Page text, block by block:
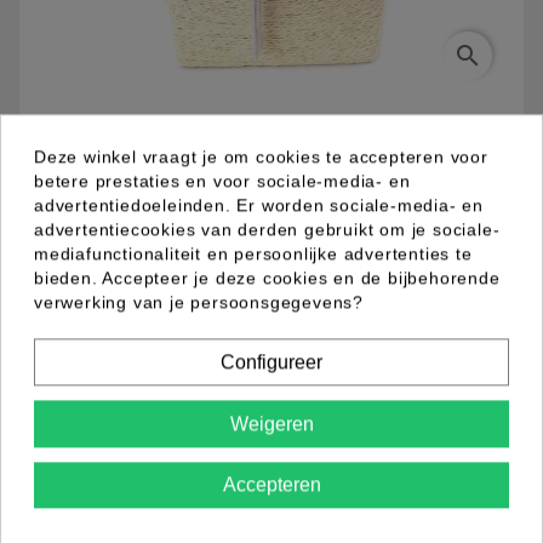
search
03.94.0034.01
Metalen fantasie collier met zilver kleur plating en
kapittel sluiting. Schakel ketting en 4 fijne kettinkjes
en een witte parel hanger met kettinkjes.
Deze winkel vraagt je om cookies te accepteren voor
betere prestaties en voor sociale-media- en
advertentiedoeleinden. Er worden sociale-media- en
advertentiecookies van derden gebruikt om je sociale-
mediafunctionaliteit en persoonlijke advertenties te
bieden. Accepteer je deze cookies en de bijbehorende
verwerking van je persoonsgegevens?
Configureer
Weigeren
Accepteren